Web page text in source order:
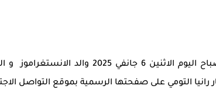
توفي صباح اليوم الاثنين 6 جانفي
رانيا التومي على صفحتها الرسمية بموقع التواصل